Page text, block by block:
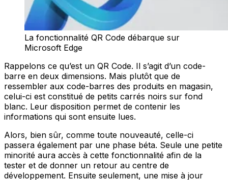
La fonctionnalité QR Code débarque sur
Microsoft Edge
Rappelons ce qu’est un QR Code. Il s’agit d’un code-
barre en deux dimensions. Mais plutôt que de
ressembler aux code-barres des produits en magasin,
celui-ci est constitué de petits carrés noirs sur fond
blanc. Leur disposition permet de contenir les
informations qui sont ensuite lues.
Alors, bien sûr, comme toute nouveauté, celle-ci
passera également par une phase béta. Seule une petite
minorité aura accès à cette fonctionnalité afin de la
tester et de donner un retour au centre de
développement. Ensuite seulement, une mise à jour